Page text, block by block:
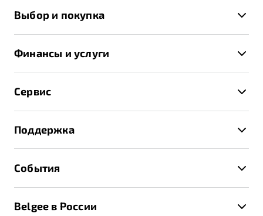
X70
Выбор и покупка
Спецпредложения и Акции
Записаться на тест-драйв
Получить предложение
Финансы и услуги
Трейд-ин
Страхование
Расчет КАСКО
Сервис
Руководство по эксплуатации
Техническое обслуживание
Калькулятор ТО
Поддержка
Помощь на дорогах
События
Belgee в России